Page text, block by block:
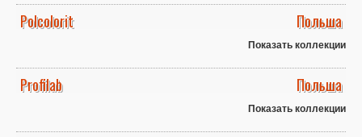
Polcolorit Польша
Показать коллекции
Profilab Польша
Показать коллекции